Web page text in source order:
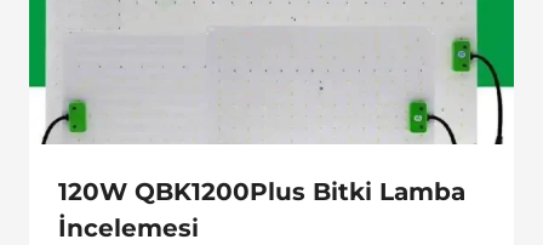
120W QBK1200Plus Bitki Lamba
İncelemesi